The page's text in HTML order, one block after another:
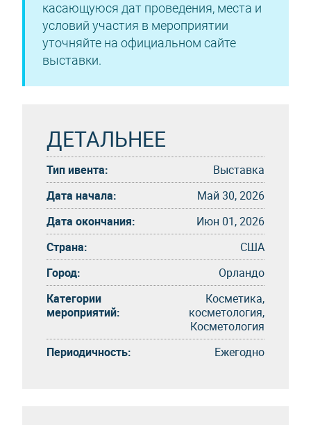
касающуюся дат проведения, места и
условий участия в мероприятии
уточняйте на официальном сайте
выставки.
ДЕТАЛЬНЕЕ
Тип ивента:
Выставка
Дата начала:
Май 30, 2026
Дата окончания:
Июн 01, 2026
Страна:
США
Город:
Орландо
Категории
мероприятий:
Косметика,
косметология,
Косметология
Периодичность:
Eжегоднo